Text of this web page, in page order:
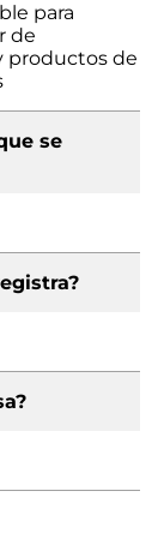
para
de
productos de
se